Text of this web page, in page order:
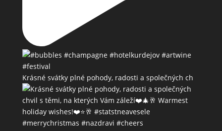
Krásné svátky plné pohody, radosti a společných ch